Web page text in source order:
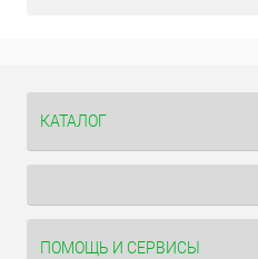
КАТАЛОГ
ПОМОЩЬ И СЕРВИСЫ